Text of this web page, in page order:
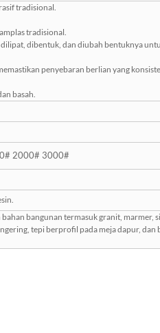
tradisional.
tradisional.
dibentuk, dan diubah bentuknya
penyebaran berlian yang
basah.
2000# 3000#
bangunan termasuk granit, marmer,
tepi berprofil pada meja dapur,